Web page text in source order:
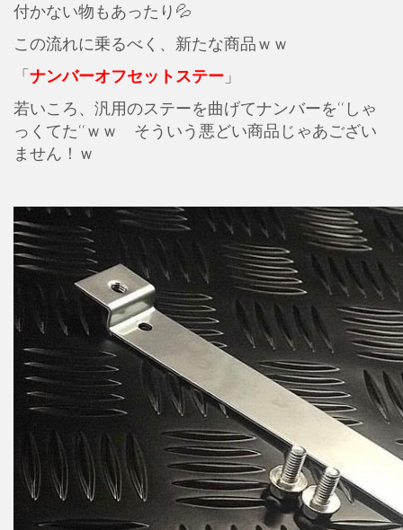
付かない物もあったり💦
この流れに乗るべく、新たな商品ｗｗ
「ナンバーオフセットステー 」
若いころ、汎用のステーを曲げてナンバーを‘‘しゃ
っくてた‘‘ｗｗ そういう悪どい商品じゃあござい
ません！ｗ